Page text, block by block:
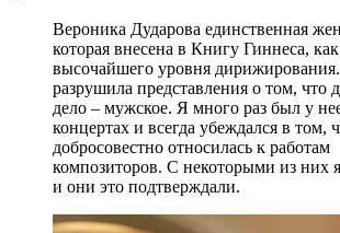
Вероника Дударова единственная
которая внесена в Книгу Гиннеса,
высочайшего уровня
разрушила представления о том, что
дело – мужское. Я много раз был у
концертах и всегда убеждался в том,
добросовестно относилась к работам
композиторов. С некоторыми из них
и они это подтверждали.